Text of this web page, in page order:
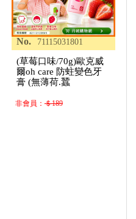
No. 71115031801
(草莓口味/70g)歐克威
爾oh care 防蛀變色牙
膏 (無薄荷.蠶
非會員：＄189